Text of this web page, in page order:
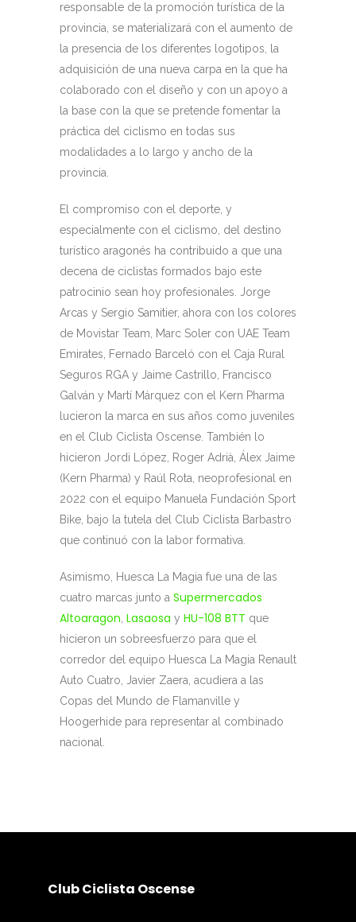
responsable de la promoción turística de la
provincia, se materializará con el aumento de
la presencia de los diferentes logotipos, la
adquisición de una nueva carpa en la que ha
colaborado con el diseño y con un apoyo a
la base con la que se pretende fomentar la
práctica del ciclismo en todas sus
modalidades a lo largo y ancho de la
provincia.
El compromiso con el deporte, y
especialmente con el ciclismo, del destino
turístico aragonés ha contribuido a que una
decena de ciclistas formados bajo este
patrocinio sean hoy profesionales. Jorge
Arcas y Sergio Samitier, ahora con los colores
de Movistar Team, Marc Soler con UAE Team
Emirates, Fernado Barceló con el Caja Rural
Seguros RGA y Jaime Castrillo, Francisco
Galván y Martí Márquez con el Kern Pharma
lucieron la marca en sus años como juveniles
en el Club Ciclista Oscense. También lo
hicieron Jordi López, Roger Adrià, Álex Jaime
(Kern Pharma) y Raúl Rota, neoprofesional en
2022 con el equipo Manuela Fundación Sport
Bike, bajo la tutela del Club Ciclista Barbastro
que continuó con la labor formativa.
Asimismo, Huesca La Magia fue una de las
cuatro marcas junto a Supermercados
Altoaragon Lasaosa y HU-108 BTT que
hicieron un sobreesfuerzo para que el
corredor del equipo Huesca La Magia Renault
Auto Cuatro, Javier Zaera, acudiera a las
Copas del Mundo de Flamanville y
Hoogerhide para representar al combinado
nacional.
Club Ciclista Oscense